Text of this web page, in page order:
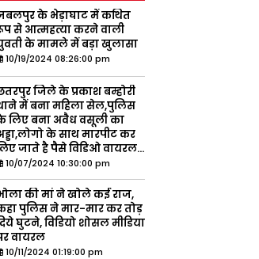
के भेड़ाघाट में कथित
से आत्महत्या करने वाली
के मामले में बड़ा खुलासा
10/19/2024 08:26:00 pm
जिले के प्रकाश बम्होरी
में बना महिला सेल,पुलिस
लिए बना अवैध वसूली का
के साथ मारपीट कर
जाते है पैसे विडिओ वायरल...
10/07/2024 10:30:00 pm
की मां ने खोले कई राज,
पुलिस ने मार-मार कर तोड़
घुटने, विडियो शोसल मीडिया
वायरल
10/11/2024 01:19:00 pm